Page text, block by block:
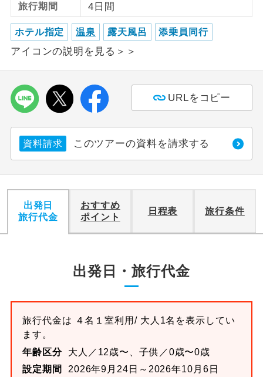
旅行期間 4日間
ホテル指定 温泉 露天風呂 添乗員同行
アイコンの説明を見る＞＞
URLをコピー
資料請求 このツアーの資料を請求する
出発日
旅行代金
おすすめ
ポイント
日程表 旅行条件
出発日・旅行代金
旅行代金は ４名１室利用/ 大人1名を表示してい
ます。
年齢区分
大人／12歳〜、子供／0歳〜0歳
設定期間
2026年9月24日～2026年10月6日